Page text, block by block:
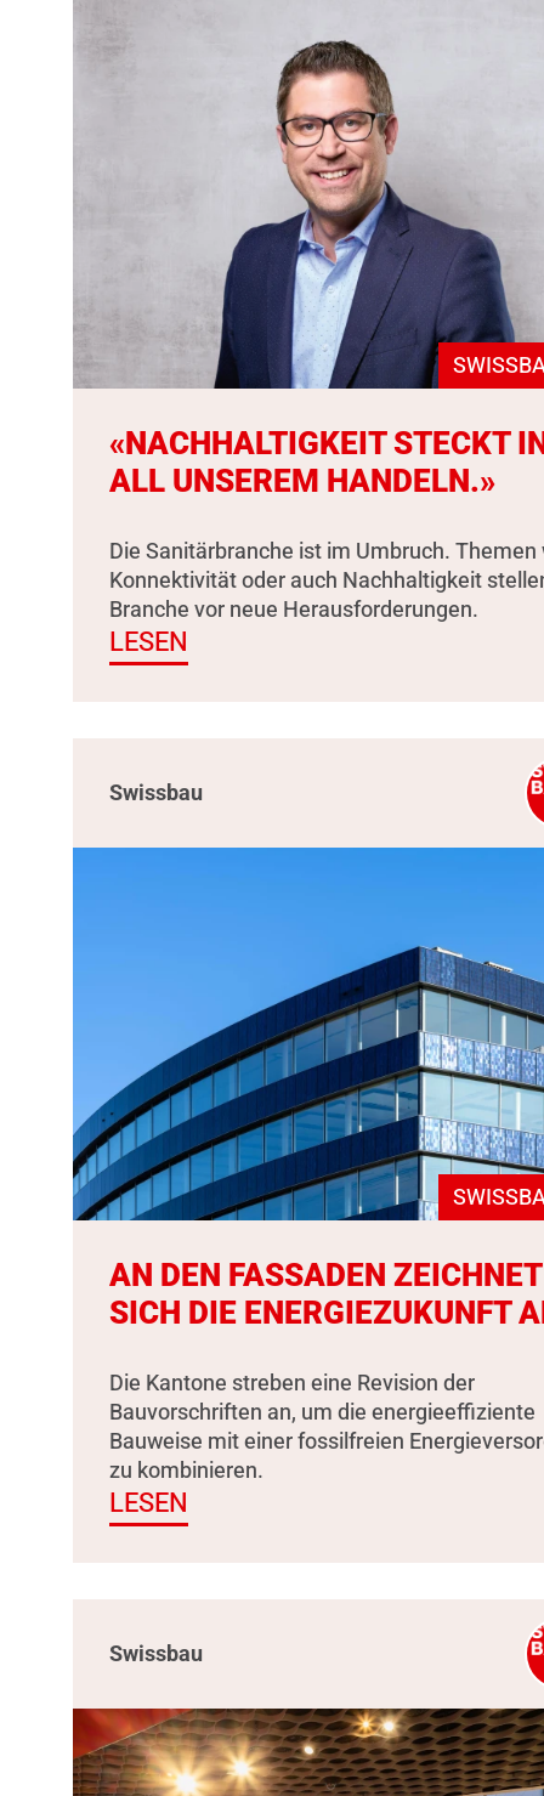
«NACHHALTIGKEIT STECKT
ALL UNSEREM HANDELN.»
Die Sanitärbranche ist im Umbruch. Themen
Konnektivität oder auch Nachhaltigkeit
Branche vor neue Herausforderungen.
LESEN
Swissbau
AN DEN FASSADEN ZEICHNET
SICH DIE ENERGIEZUKUNFT
Die Kantone streben eine Revision der
Bauvorschriften an, um die energieeffiziente
Bauweise mit einer fossilfreien
zu kombinieren.
LESEN
Swissbau